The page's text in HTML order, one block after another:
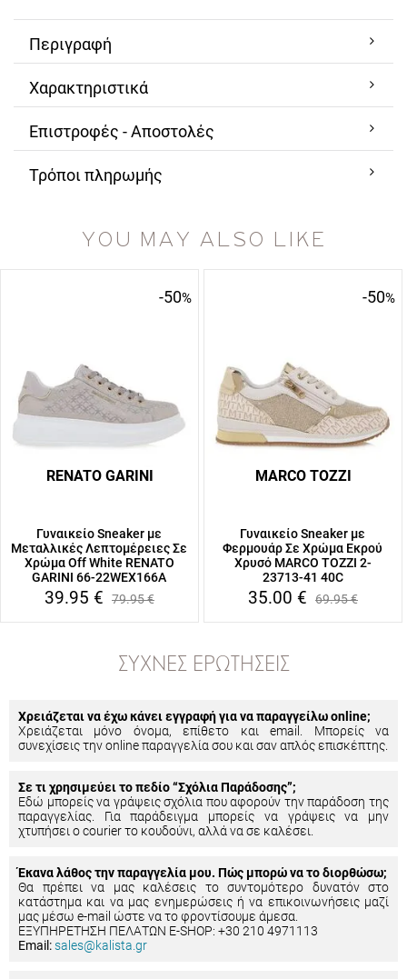
Περιγραφή
Χαρακτηριστικά
Επιστροφές - Αποστολές
Τρόποι πληρωμής
YOU MAY ALSO LIKE
-50%
RENATO GARINI
Γυναικείο Sneaker με
Μεταλλικές Λεπτομέρειες Σε
Χρώμα Off White RENATO
GARINI 66-22WEX166A
39.95 € 79.95€
-50%
MARCO TOZZI
Γυναικείο Sneaker με
Φερμουάρ Σε Χρώμα Εκρού
Χρυσό MARCO TOZZI 2-
23713-41 40C
35.00 € 69.95€
ΣΥΧΝΈΣ ΕΡΩΤΉΣΕΙΣ
Χρειάζεται να έχω κάνει εγγραφή για να παραγγείλω online;
Χρειάζεται μόνο όνομα, επίθετο και email. Μπορείς να
συνεχίσεις την online παραγγελία σου και σαν απλός επισκέπτης.
Σε τι χρησιμεύει το πεδίο “Σχόλια Παράδοσης”;
Εδώ μπορείς να γράψεις σχόλια που αφορούν την παράδοση της
παραγγελίας. Για παράδειγμα μπορείς να γράψεις να μην
χτυπήσει ο courier το κουδούνι, αλλά να σε καλέσει.
Έκανα λάθος την παραγγελία μου. Πώς μπορώ να το διορθώσω;
Θα πρέπει να μας καλέσεις το συντομότερο δυνατόν στο
κατάστημα και να μας ενημερώσεις ή να επικοινωνήσεις μαζί
μας μέσω e-mail ώστε να το φροντίσουμε άμεσα.
ΕΞΥΠΗΡΕΤΗΣΗ ΠΕΛΑΤΩΝ E-SHOP: +30 210 4971113
Email:sales@kalista.gr